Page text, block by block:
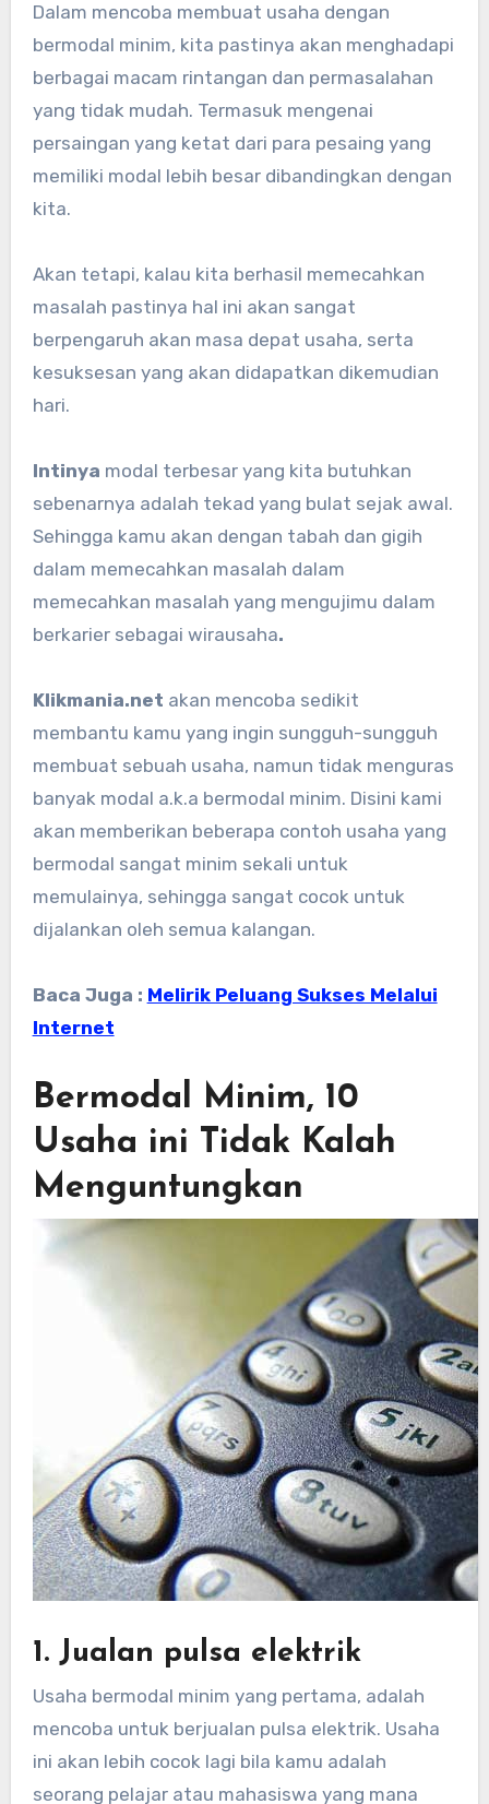
Dalam mencoba membuat usaha dengan
bermodal minim, kita pastinya akan menghadapi
berbagai macam rintangan dan permasalahan
yang tidak mudah. Termasuk mengenai
persaingan yang ketat dari para pesaing yang
memiliki modal lebih besar dibandingkan dengan
kita.
Akan tetapi, kalau kita berhasil memecahkan
masalah pastinya hal ini akan sangat
berpengaruh akan masa depat usaha, serta
kesuksesan yang akan didapatkan dikemudian
hari.
Intinya modal terbesar yang kita butuhkan
sebenarnya adalah tekad yang bulat sejak awal.
Sehingga kamu akan dengan tabah dan gigih
dalam memecahkan masalah dalam
memecahkan masalah yang mengujimu dalam
berkarier sebagai wirausaha.
Klikmania.net akan mencoba sedikit
membantu kamu yang ingin sungguh-sungguh
membuat sebuah usaha, namun tidak menguras
banyak modal a.k.a bermodal minim. Disini kami
akan memberikan beberapa contoh usaha yang
bermodal sangat minim sekali untuk
memulainya, sehingga sangat cocok untuk
dijalankan oleh semua kalangan.
Baca Juga : Melirik Peluang Sukses Melalui
Internet
Bermodal Minim, 10
Usaha ini Tidak Kalah
Menguntungkan
1. Jualan pulsa elektrik
Usaha bermodal minim yang pertama, adalah
mencoba untuk berjualan pulsa elektrik. Usaha
ini akan lebih cocok lagi bila kamu adalah
seorang pelajar atau mahasiswa yang mana